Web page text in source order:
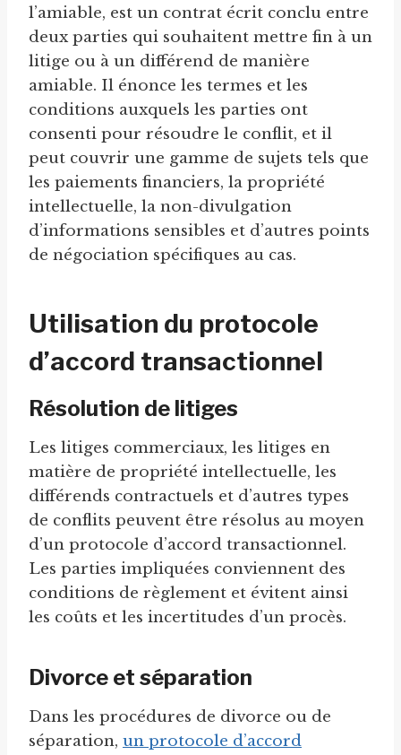
l’amiable, est un contrat écrit conclu entre
deux parties qui souhaitent mettre fin à un
litige ou à un différend de manière
amiable. Il énonce les termes et les
conditions auxquels les parties ont
consenti pour résoudre le conflit, et il
peut couvrir une gamme de sujets tels que
les paiements financiers, la propriété
intellectuelle, la non-divulgation
d’informations sensibles et d’autres points
de négociation spécifiques au cas.
Utilisation du protocole
d’accord transactionnel
Résolution de litiges
Les litiges commerciaux, les litiges en
matière de propriété intellectuelle, les
différends contractuels et d’autres types
de conflits peuvent être résolus au moyen
d’un protocole d’accord transactionnel.
Les parties impliquées conviennent des
conditions de règlement et évitent ainsi
les coûts et les incertitudes d’un procès.
Divorce et séparation
Dans les procédures de divorce ou de
séparation, un protocole d’accord